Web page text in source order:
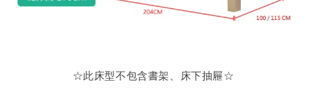
☆此床型不包含書架、床下抽屜☆